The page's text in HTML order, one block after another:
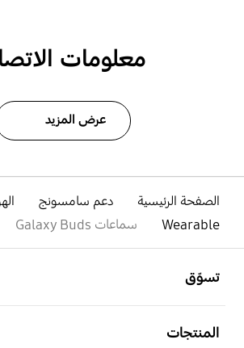
معلومات
عرض المزيد
الصفحة الرئيسية دعم سامسونج
Wearable
سماعات Galaxy Buds
تسوّق
المنتجات